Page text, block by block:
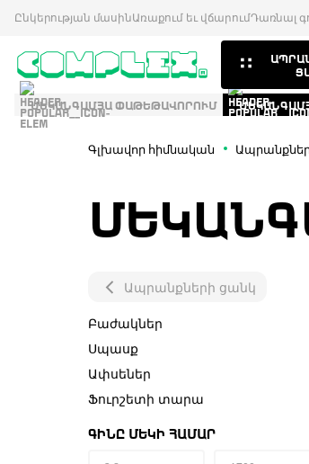
Ընկերության մասինԱռաքում եւ վճարումԴառնալ
ՄԵԿԱՆԳԱՄՅԱ ՓԱԹԵԹԱՎՈՐՈՒՄ
Գլխավոր հիմնական
Ապրանքների ցանկ
Բաժակներ
Սպասք
Ափսեներ
Ֆուրշետի տարա
ԳԻՆԸ ՄԵԿԻ ՀԱՄԱՐ